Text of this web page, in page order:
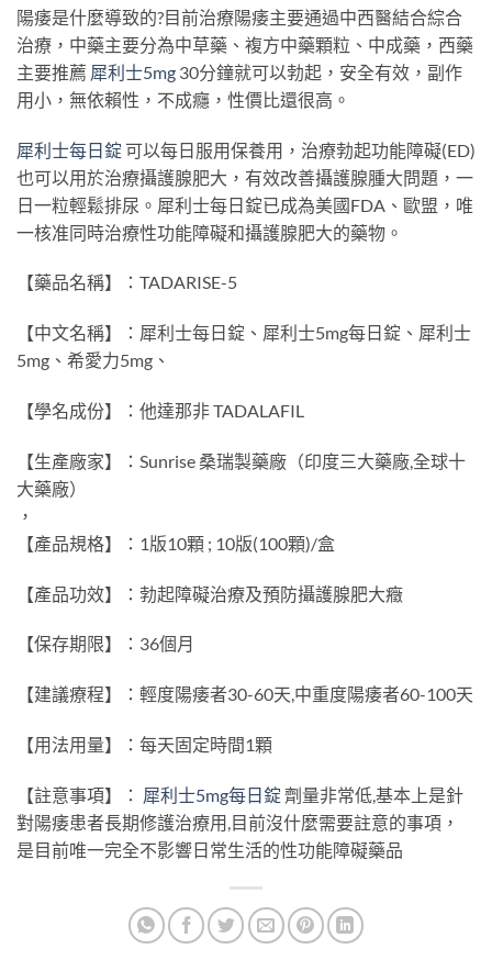
陽痿是什麼導致的?目前治療陽痿主要通過中西醫結合綜合
治療，中藥主要分為中草藥、複方中藥顆粒、中成藥，西藥
主要推薦 犀利士5mg 30分鐘就可以勃起，安全有效，副作
用小，無依賴性，不成癮，性價比還很高。
犀利士每日錠 可以每日服用保養用，治療勃起功能障礙(ED)
也可以用於治療攝護腺肥大，有效改善攝護腺腫大問題，一
日一粒輕鬆排尿。犀利士每日錠已成為美國FDA、歐盟，唯
一核准同時治療性功能障礙和攝護腺肥大的藥物。
【藥品名稱】：TADARISE-5
【中文名稱】：犀利士每日錠、犀利士5mg每日錠、犀利士
5mg、希愛力5mg、
【學名成份】：他達那非 TADALAFIL
【生產廠家】：Sunrise 桑瑞製藥廠（印度三大藥廠,全球十
大藥廠）
，
【產品規格】：1版10顆 ; 10版(100顆)/盒
【產品功效】：勃起障礙治療及預防攝護腺肥大癥
【保存期限】：36個月
【建議療程】：輕度陽痿者30-60天,中重度陽痿者60-100天
【用法用量】：每天固定時間1顆
【註意事項】： 犀利士5mg每日錠 劑量非常低,基本上是針
對陽痿患者長期修護治療用,目前沒什麼需要註意的事項，
是目前唯一完全不影響日常生活的性功能障礙藥品